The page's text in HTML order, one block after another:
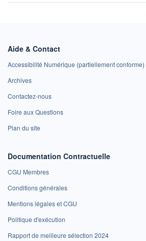
Aide & Contact
Accessibilité Numérique (partiellement conforme)
Archives
Contactez-nous
Foire aux Questions
Plan du site
Documentation Contractuelle
CGU Membres
Conditions générales
Mentions légales et CGU
Politique d'exécution
Rapport de meilleure sélection 2024